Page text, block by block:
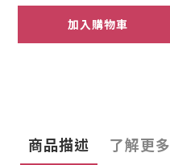
加入購物車
商品描述 了解更多